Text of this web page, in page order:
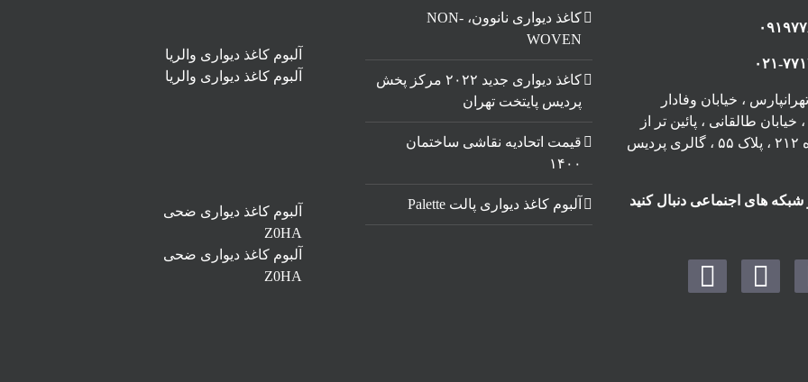
نوین
، خیابان وفادار
طالقانی ، پائین تر از
چهارراه ۲۱۲ ، پلاک ۵۵ ، گالری پردیس
شبکه های اجنماعی دنبال کنید
کاغذ دیواری نانوون، NON-
WOVEN
کاغذ دیواری جدید ۲۰۲۲ مرکز پخش
پردیس پایتخت تهران
قیمت اتحادیه نقاشی ساختمان
۱۴۰۰
آلبوم کاغذ دیواری پالت Palette
آلبوم کاغذ دیواری والریا
آلبوم کاغذ دیواری والریا
آلبوم کاغذ دیواری ضحی
Z0HA
آلبوم کاغذ دیواری ضحی
Z0HA